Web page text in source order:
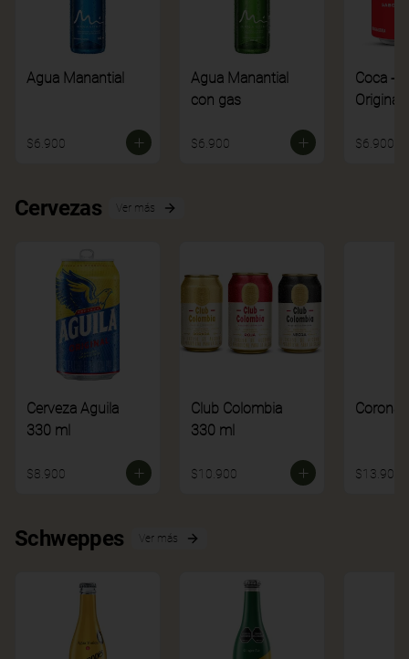
Agua Manantial
$6.900
Agua Manantial
con gas
$6.900
Coca -
Original
$6.900
Cervezas Ver más
Cerveza Aguila
330 ml
$8.900
Club Colombia
330 ml
$10.900
Corona
$13.900
Schweppes Ver más